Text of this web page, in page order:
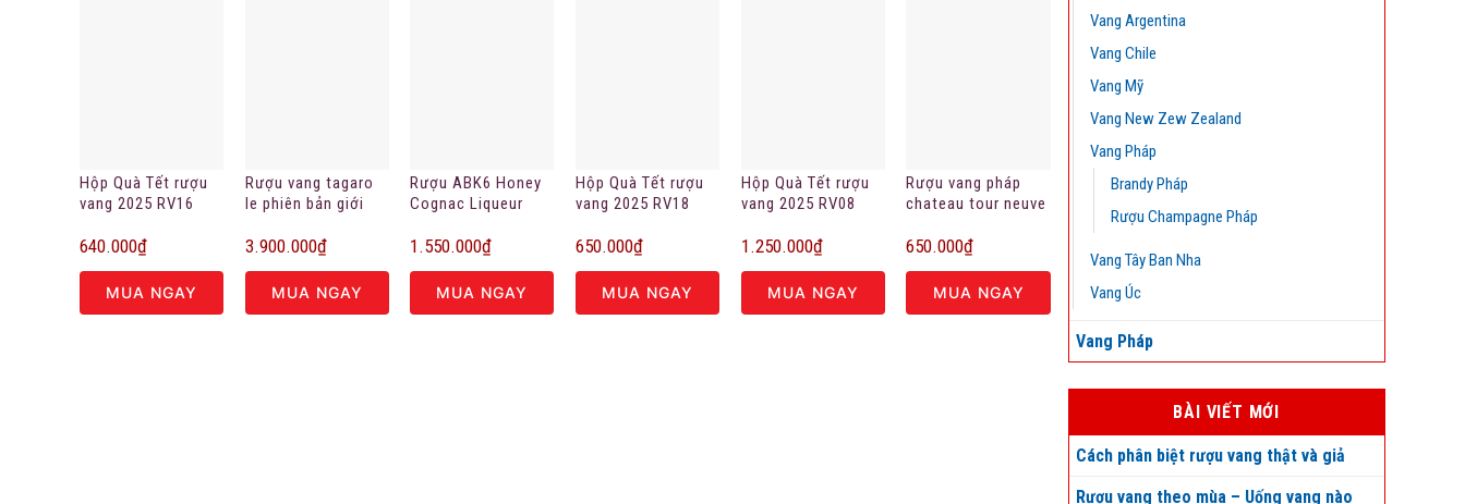
Vang Argentina
Vang Chile
Vang Mỹ
Vang New Zew Zealand
Vang Pháp
Brandy Pháp
Rượu Champagne Pháp
Vang Tây Ban Nha
Vang Úc
Vang Pháp
BÀI VIẾT MỚI
Cách phân biệt rượu vang thật và giả
Rượu vang theo mùa – Uống vang nào
Hộp Quà Tết rượu
vang 2025 RV16
640.000₫
MUA NGAY
Rượu vang tagaro
le phiên bản giới
3.900.000₫
MUA NGAY
Rượu ABK6 Honey
Cognac Liqueur
1.550.000₫
MUA NGAY
Hộp Quà Tết rượu
vang 2025 RV18
650.000₫
MUA NGAY
Hộp Quà Tết rượu
vang 2025 RV08
1.250.000₫
MUA NGAY
Rượu vang pháp
chateau tour neuve
650.000₫
MUA NGAY